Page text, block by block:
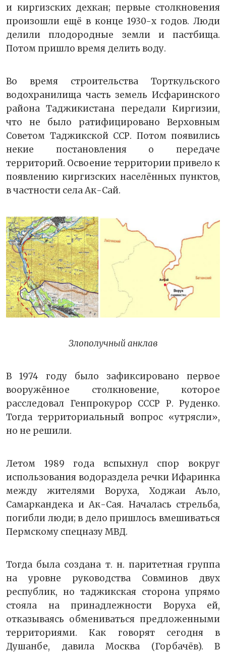
и киргизских дехкан; первые столкновения
произошли ещё в конце 1930-х годов. Люди
делили плодородные земли и пастбища.
Потом пришло время делить воду.
Во время строительства Торткульского
водохранилища часть земель Исфаринского
района Таджикистана передали Киргизии,
что не было ратифицировано Верховным
Советом Таджикской ССР. Потом появились
некие постановления о передаче
территорий. Освоение территории привело к
появлению киргизских населённых пунктов,
в частности села Ак-Сай.
Злополучный анклав
В 1974 году было зафиксировано первое
вооружённое столкновение, которое
расследовал Генпрокурор СССР Р. Руденко.
Тогда территориальный вопрос «утрясли»,
но не решили.
Летом 1989 года вспыхнул спор вокруг
использования водораздела речки Ифаринка
между жителями Воруха, Ходжаи Аъло,
Самаркандека и Ак-Сая. Началась стрельба,
погибли люди; в дело пришлось вмешиваться
Пермскому спецназу МВД.
Тогда была создана т. н. паритетная группа
на уровне руководства Совминов двух
республик, но таджикская сторона упрямо
стояла на принадлежности Воруха ей,
отказываясь обмениваться предложенными
территориями. Как говорят сегодня в
Душанбе, давила Москва (Горбачёв). В